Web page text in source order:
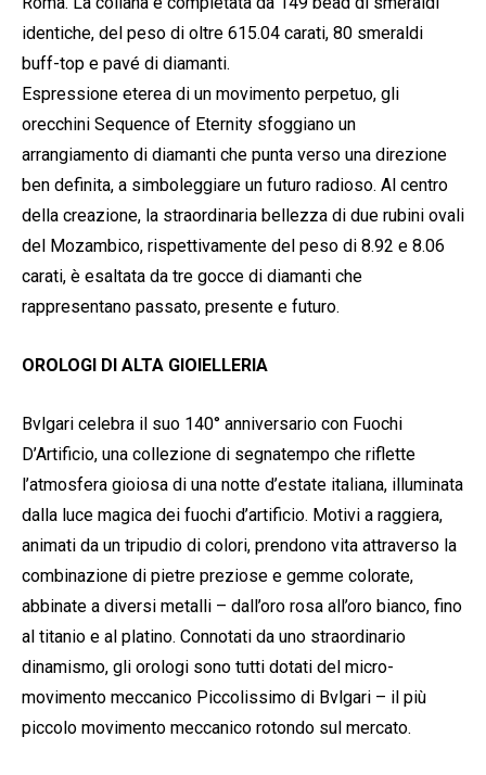
identiche, del peso di oltre 615.04 carati, 80 smeraldi
buff-top e pavé di diamanti.
Espressione eterea di un movimento perpetuo, gli
orecchini Sequence of Eternity sfoggiano un
arrangiamento di diamanti che punta verso una direzione
ben definita, a simboleggiare un futuro radioso. Al centro
della creazione, la straordinaria bellezza di due rubini ovali
del Mozambico, rispettivamente del peso di 8.92 e 8.06
carati, è esaltata da tre gocce di diamanti che
rappresentano passato, presente e futuro.
OROLOGI DI ALTA GIOIELLERIA
Bvlgari celebra il suo 140° anniversario con Fuochi
D’Artificio, una collezione di segnatempo che riflette
l’atmosfera gioiosa di una notte d’estate italiana, illuminata
dalla luce magica dei fuochi d’artificio. Motivi a raggiera,
animati da un tripudio di colori, prendono vita attraverso la
combinazione di pietre preziose e gemme colorate,
abbinate a diversi metalli – dall’oro rosa all’oro bianco, fino
al titanio e al platino. Connotati da uno straordinario
dinamismo, gli orologi sono tutti dotati del micro-
movimento meccanico Piccolissimo di Bvlgari – il più
piccolo movimento meccanico rotondo sul mercato.